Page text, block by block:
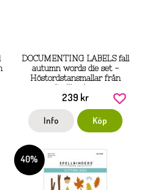
DOCUMENTING LABELS fall
autumn words die set -
Höstordstansmallar från
239 kr
Info Köp
40%